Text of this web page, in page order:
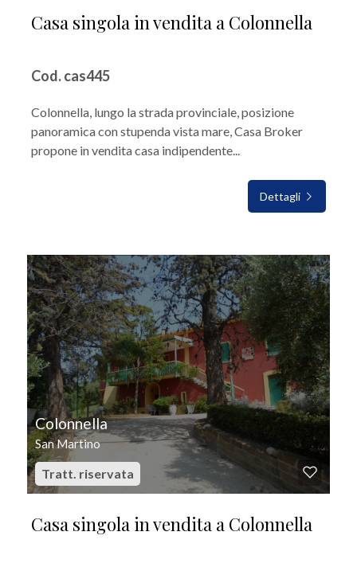
Casa singola in vendita a Colonnella
Cod. cas445
Colonnella, lungo la strada provinciale, posizione
panoramica con stupenda vista mare, Casa Broker
propone in vendita casa indipendente...
Dettagli
Colonnella
San Martino
Tratt. riservata
Casa singola in vendita a Colonnella